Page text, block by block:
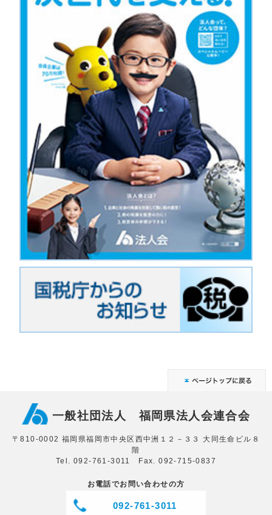
一般社団法人 福岡県法人会連合会
〒810-0002 福岡県福岡市中央区西中洲１２－３３ 大同生命ビル８
階
Tel. 092-761-3011 Fax. 092-715-0837
お電話でお問い合わせの方
092-761-3011